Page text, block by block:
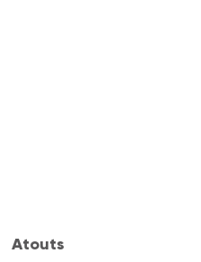
Atouts